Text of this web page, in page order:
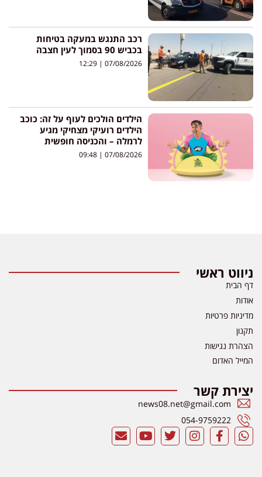
רכב התנגש במעקה בטיחות
בכביש 90 בסמוך לעין חצבה
07/08/2026
הילדים הולכים לעוף על זה: כוכב
הילדים רועיקי מצחיקי מגיע
לרמלה – והכניסה חופשית
07/08/2026
ניווט ראשי
דף הבית
אודות
מדיניות פרטיות
תקנון
הצהרת נגישות
המייל האדום
יצירת קשר
news08.net@gmail.com
054-9759222